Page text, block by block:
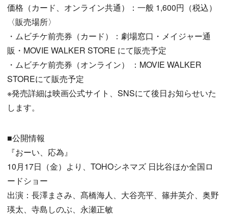
価格（カード、オンライン共通）：一般 1,600円（税込）
〈販売場所〉
・ムビチケ前売券（カード）：劇場窓口・メイジャー通
販・MOVIE WALKER STORE にて販売予定
・ムビチケ前売券（オンライン） ：MOVIE WALKER
STOREにて販売予定
※発売詳細は映画公式サイト、SNSにて後日お知らせいた
します。
■公開情報
『おーい、応為』
10月17日（金）より、TOHOシネマズ 日比谷ほか全国ロ
ードショー
出演：長澤まさみ、髙橋海人、大谷亮平、篠井英介、奥野
瑛太、寺島しのぶ、永瀬正敏